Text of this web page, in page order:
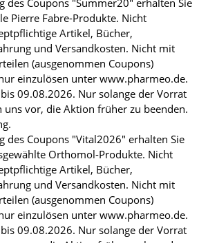
des Coupons "Summer20" erhalten Sie
Pierre Fabre-Produkte. Nicht
Artikel, Bücher,
und Versandkosten. Nicht mit
(ausgenommen Coupons)
einzulösen unter www.pharmeo.de.
09.08.2026. Nur solange der Vorrat
uns vor, die Aktion früher zu beenden.
des Coupons "Vital2026" erhalten Sie
Orthomol-Produkte. Nicht
Artikel, Bücher,
und Versandkosten. Nicht mit
(ausgenommen Coupons)
einzulösen unter www.pharmeo.de.
09.08.2026. Nur solange der Vorrat